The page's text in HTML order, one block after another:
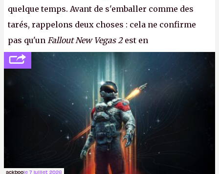
quelque temps. Avant de s'emballer comme des
tarés, rappelons deux choses : cela ne confirme
pas qu'un Fallout New Vegas 2est en
développement (pour ce que l'on sait, ils bossent
peut-être sur
Fallout Football ou
Fallout vs. Les
Lapins Crétins) et l'Obsidian d'aujourd'hui n'est plus
le même studio qu'il y a 15 ans. Mais bon, OK, on
peut commencer à fantasmer.A.
ackboole 7 juillet 2026